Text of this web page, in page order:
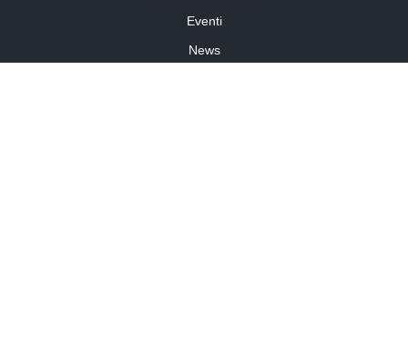
Eventi
News